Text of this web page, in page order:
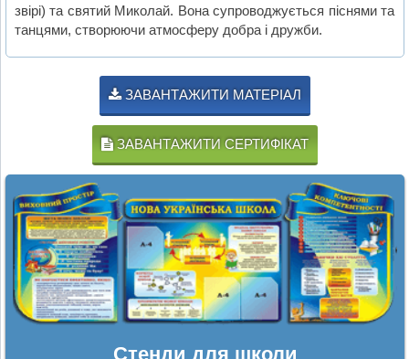
звірі) та святий Миколай. Вона супроводжується піснями та
танцями, створюючи атмосферу добра і дружби.
ЗАВАНТАЖИТИ МАТЕРІАЛ
ЗАВАНТАЖИТИ СЕРТИФІКАТ
Стенди для школи